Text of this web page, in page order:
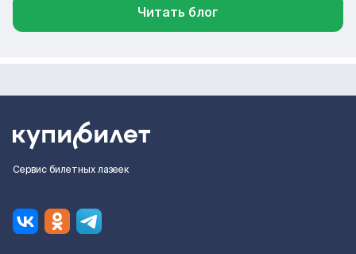
Читать блог
Сервис билетных лазеек